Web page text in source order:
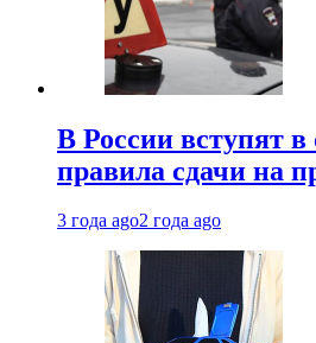
В России вступят
правила сдачи на
3 года ago2 года ago